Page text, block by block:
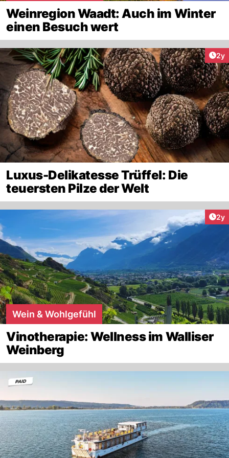
Weinregion Waadt: Auch im Winter
einen Besuch wert
2y
Luxus-Delikatesse Trüffel: Die
teuersten Pilze der Welt
2y
Wein & Wohlgefühl
Vinotherapie: Wellness im Walliser
Weinberg